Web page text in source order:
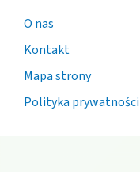
O nas
Kontakt
Mapa strony
Polityka prywatności